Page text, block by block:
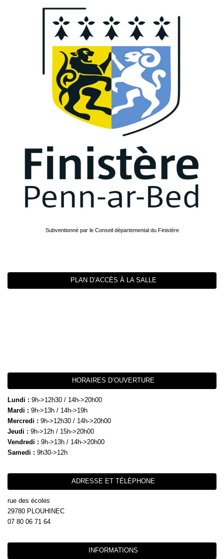
Subventionné par le Conseil départemental du Finistère
PLAN D’ACCÈS À LA SALLE
HORAIRES D’OUVERTURE
Lundi : 9h->12h30 / 14h->20h00
Mardi : 9h->13h / 14h->19h
Mercredi : 9h->12h30 / 14h->20h00
Jeudi : 9h->12h / 15h->20h00
Vendredi : 9h->13h / 14h->20h00
Samedi : 9h30->12h
ADRESSE ET TÉLÉPHONE
rue des écoles
29780 PLOUHINEC
07 80 06 71 64
INFORMATIONS